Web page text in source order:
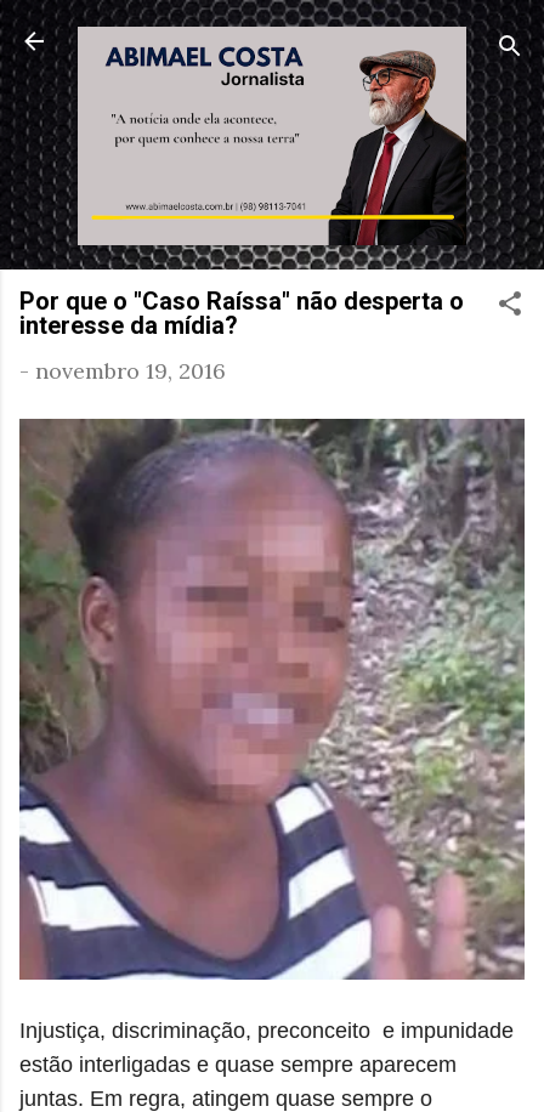
Pular para o conteúdo principal
Por que o "Caso Raíssa" não desperta o
interesse da mídia?
- novembro 19, 2016
Injustiça, discriminação, preconceito e impunidade
estão interligadas e quase sempre aparecem
juntas. Em regra, atingem quase sempre o